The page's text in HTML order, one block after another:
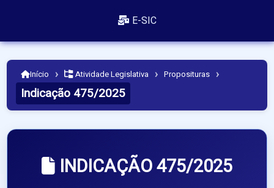
E-SIC
Início › Atividade Legislativa › Proposituras ›
Indicação 475/2025
INDICAÇÃO 475/2025